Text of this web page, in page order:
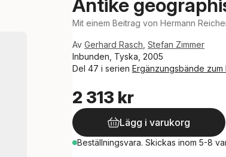
Antike
Mit einem Beitrag von Hermann
Av Gerhard Rasch Stefan Zimmer
Inbunden, Tyska, 2005
Del 47 i serien Ergänzungsbände
2 313 kr
Lägg i varukorg
Beställningsvara. Skickas inom 5-8